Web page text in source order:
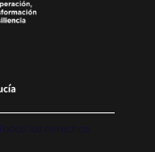
los derechos